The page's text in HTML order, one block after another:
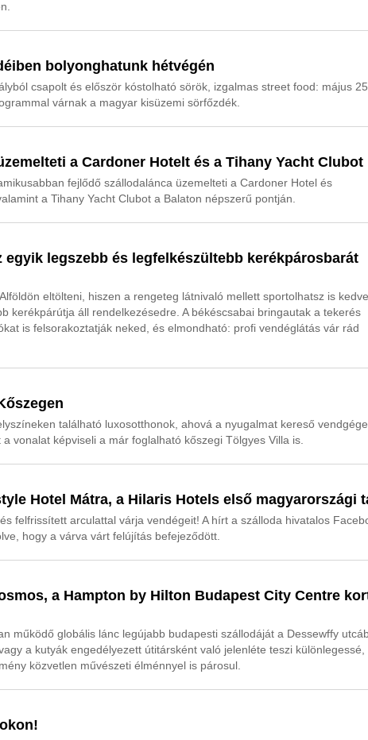
bolyonghatunk hétvégén
csapolt és először kóstolható sörök, izgalmas street food: május
várnak a magyar kisüzemi sörfőzdék.
a Cardoner Hotelt és a Tihany Yacht Clubot
fejlődő szállodalánca üzemelteti a Cardoner Hotel és
a Tihany Yacht Clubot a Balaton népszerű pontján.
egyik legszebb és legfelkészültebb kerékpárosbarát
eltölteni, hiszen a rengeteg látnivaló mellett sportolhatsz is
kerékpárútja áll rendelkezésedre. A békéscsabai bringautak a tekerés
is felsorakoztatják neked, és elmondható: profi vendéglátás vár rád
található luxosotthonok, ahová a nyugalmat kereső
vonalat képviseli a már foglalható kőszegi Tölgyes Villa is.
Hotel Mátra, a Hilaris Hotels első magyarországi
felfrissített arculattal várja vendégeit! A hírt a szálloda hivatalos
hogy a várva várt felújítás befejeződött.
a Hampton by Hilton Budapest City Centre
működő globális lánc legújabb budapesti szállodáját a Dessewffy
a kutyák engedélyezett útitársként való jelenléte teszi különlegessé,
közvetlen művészeti élménnyel is párosul.